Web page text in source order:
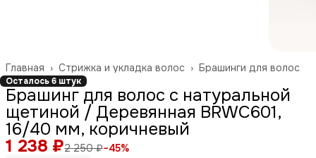
Брашинги для волос
Стрижка и укладка волос ›
Главная ›
Осталось 6 штук
Брашинг для волос с натуральной
щетиной / Деревянная BRWC601,
16/40 мм, коричневый
1 238 ₽2 250 ₽−45%